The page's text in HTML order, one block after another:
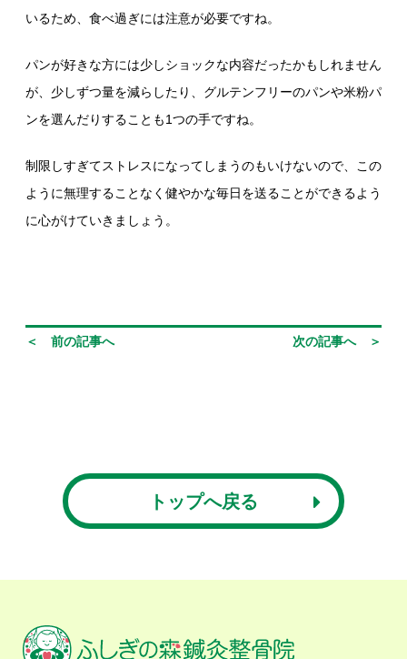
いるため、食べ過ぎには注意が必要ですね。
パンが好きな方には少しショックな内容だったかもしれません
が、少しずつ量を減らしたり、グルテンフリーのパンや米粉パ
ンを選んだりすることも1つの手ですね。
制限しすぎてストレスになってしまうのもいけないので、この
ように無理することなく健やかな毎日を送ることができるよう
に心がけていきましょう。
＜ 前の記事へ 次の記事へ ＞
トップへ戻る